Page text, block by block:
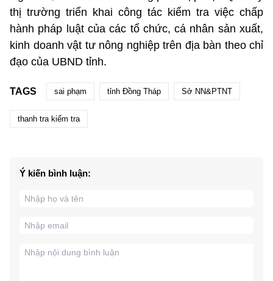
thị trường triển khai công tác kiểm tra việc chấp
hành pháp luật của các tổ chức, cá nhân sản xuất,
kinh doanh vật tư nông nghiệp trên địa bàn theo chỉ
đạo của UBND tỉnh.
TAGS sai phạm tỉnh Đồng Tháp Sở NN&PTNT
thanh tra kiểm tra
Ý kiến bình luận: